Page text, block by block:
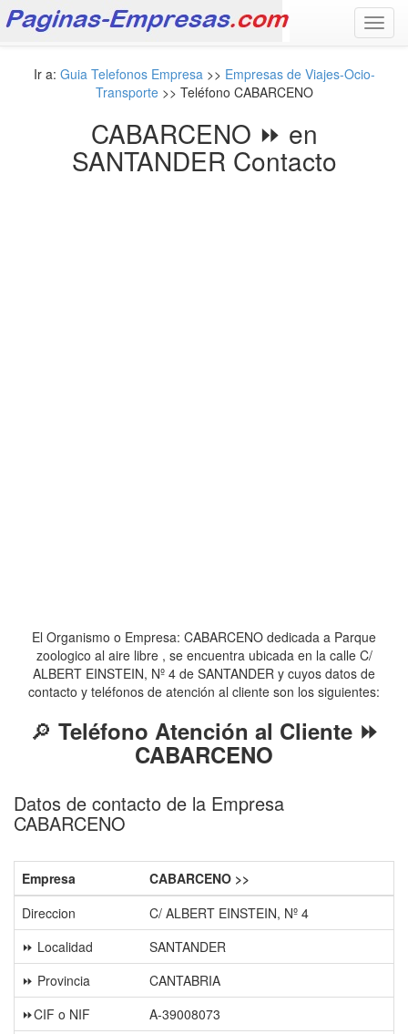
Ir a: Guia Telefonos Empresa>> Empresas de Viajes-Ocio-
Transporte>> Teléfono CABARCENO
CABARCENO ⏩ en
SANTANDER Contacto
El Organismo o Empresa: CABARCENO dedicada a Parque
zoologico al aire libre , se encuentra ubicada en la calle C/
ALBERT EINSTEIN, Nº 4 de SANTANDER y cuyos datos de
contacto y teléfonos de atención al cliente son los siguientes:
🔎 Teléfono Atención al Cliente ⏩
CABARCENO
Datos de contacto de la Empresa
CABARCENO
Empresa
CABARCENO >>
Direccion
C/ ALBERT EINSTEIN, Nº 4
⏩ Localidad
SANTANDER
⏩ Provincia
CANTABRIA
⏩CIF o NIF
A-39008073